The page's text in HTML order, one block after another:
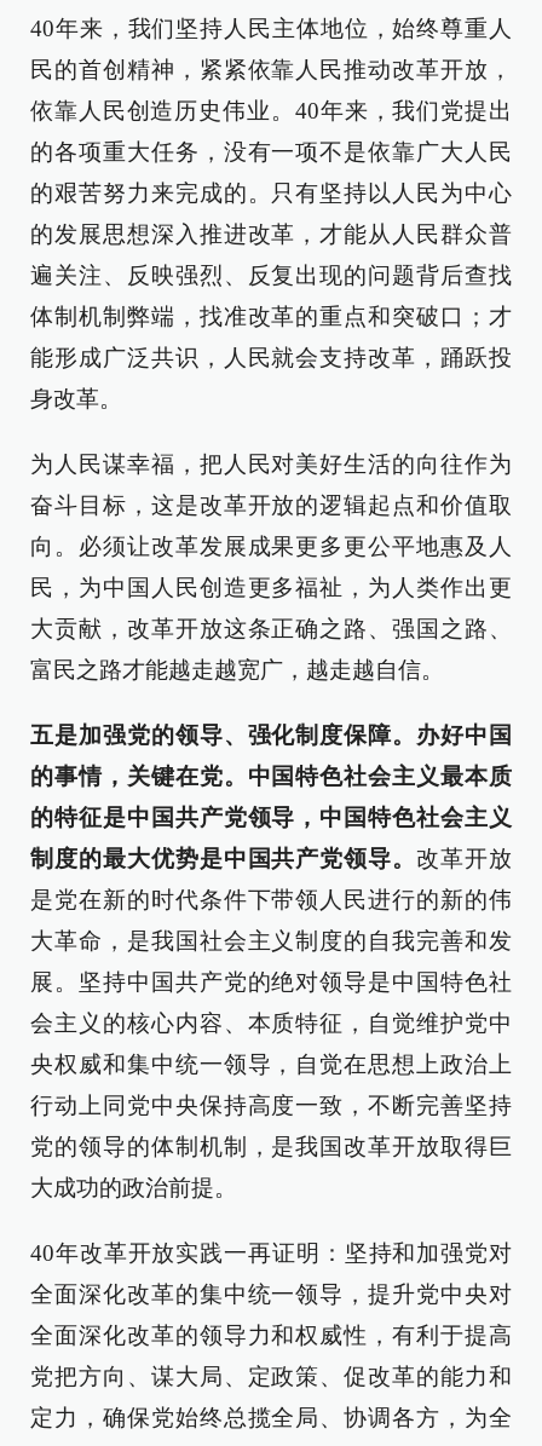
40年来，我们坚持人民主体地位，始终尊重人
民的首创精神，紧紧依靠人民推动改革开放，
依靠人民创造历史伟业。40年来，我们党提出
的各项重大任务，没有一项不是依靠广大人民
的艰苦努力来完成的。只有坚持以人民为中心
的发展思想深入推进改革，才能从人民群众普
遍关注、反映强烈、反复出现的问题背后查找
体制机制弊端，找准改革的重点和突破口；才
能形成广泛共识，人民就会支持改革，踊跃投
身改革。
为人民谋幸福，把人民对美好生活的向往作为
奋斗目标，这是改革开放的逻辑起点和价值取
向。必须让改革发展成果更多更公平地惠及人
民，为中国人民创造更多福祉，为人类作出更
大贡献，改革开放这条正确之路、强国之路、
富民之路才能越走越宽广，越走越自信。
五是加强党的领导、强化制度保障。办好中国
的事情，关键在党。中国特色社会主义最本质
的特征是中国共产党领导，中国特色社会主义
制度的最大优势是中国共产党领导。改革开放
是党在新的时代条件下带领人民进行的新的伟
大革命，是我国社会主义制度的自我完善和发
展。坚持中国共产党的绝对领导是中国特色社
会主义的核心内容、本质特征，自觉维护党中
央权威和集中统一领导，自觉在思想上政治上
行动上同党中央保持高度一致，不断完善坚持
党的领导的体制机制，是我国改革开放取得巨
大成功的政治前提。
40年改革开放实践一再证明：坚持和加强党对
全面深化改革的集中统一领导，提升党中央对
全面深化改革的领导力和权威性，有利于提高
党把方向、谋大局、定政策、促改革的能力和
定力，确保党始终总揽全局、协调各方，为全